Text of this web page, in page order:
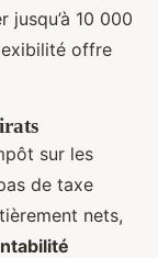
10 000
offre
sur les
de taxe
nets,